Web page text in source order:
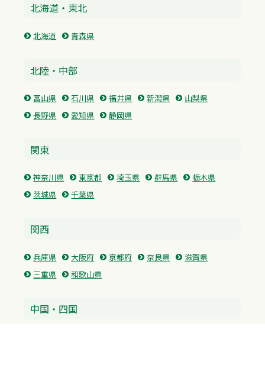
北海道・東北
北海道 青森県
北陸・中部
富山県 石川県 福井県 新潟県
山梨県
長野県
愛知県 静岡県
関東
神奈川県 東京都 埼玉県 群馬県
栃木県
茨城県
千葉県
関西
兵庫県 大阪府 京都府 奈良県
滋賀県
三重県
和歌山県
中国・四国